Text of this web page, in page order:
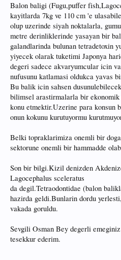
Balon baligi (Fugu,puffer
kayitlarda 7kg ve 110 cm 'e
olup uzerinde siyah noktalarla,
metre derinliklerinde yasayan bir
galandlarinda bulunan tetradetoxin
yiyecek olarak tuketimi Japonya
degeri sadece akvaryumcular icin
nufusunu katlamasi oldukca yavas
Bu balik icin sahsen
bilimsel arastirmalarla bir
konu etmektir.Uzerine para konsun
onun kokunu kurutuyormu
Belki topraklarimiza onemli bir
sektorune onemli bir hammadde
Son bir bilgi.Kizil denizden
Lagocephalus sceleratus
da degil.Tetraodontidae (balon
hazirda geldi.Bunlarin dordu
vakada goruldu.
Sevgili Osman Bey degerli
tesekkur ederim.